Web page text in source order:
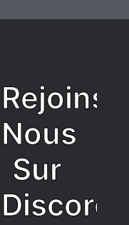
Rejoins
Nous
Sur
Discord